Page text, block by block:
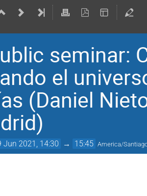
seminar:
el
(Daniel
Jun 2021, 14:30 → 15:45 America/